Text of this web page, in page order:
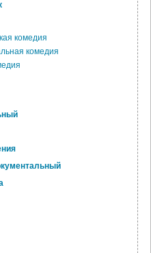
комедия
комедия